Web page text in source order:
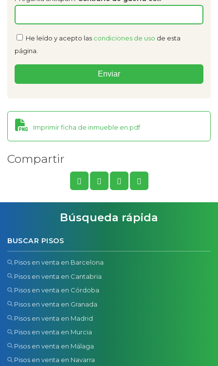
He leído y acepto las condiciones de uso de esta
página.
Imprimir ficha de inmueble en pdf
Compartir
Búsqueda rápida
BUSCAR PISOS
Pisos en venta en Barcelona
Pisos en venta en Cantabria
Pisos en venta en Córdoba
Pisos en venta en Granada
Pisos en venta en Madrid
Pisos en venta en Murcia
Pisos en venta en Málaga
Pisos en venta en Navarra